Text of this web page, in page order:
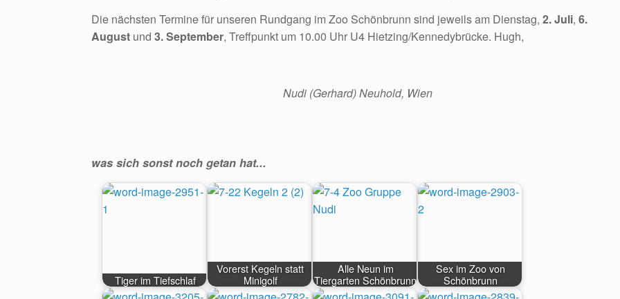
Die nächsten Termine für unseren Rundgang im Zoo Schönbrunn sind jeweils am Dienstag, 2. Juli, 6.
August und 3. September, Treffpunkt um 10.00 Uhr U4 Hietzing/Kennedybrücke. Hugh,
Nudi (Gerhard) Neuhold, Wien
was sich sonst noch getan hat...
Tiger im Tiefschlaf
Vorerst Kegeln statt
Minigolf
Alle Neun im
Tiergarten Schönbrunn
Sex im Zoo von
Schönbrunn